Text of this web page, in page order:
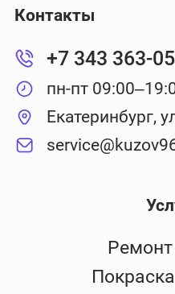
Контакты
+7 343 363-
пн-пт
Екатеринбург,